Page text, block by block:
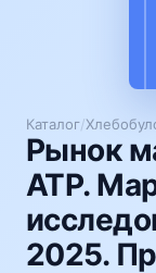
Каталог/
Рынок
АТР.
2025.